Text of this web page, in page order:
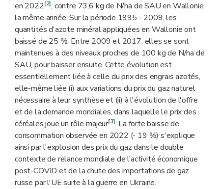
en 2022[2], contre 73,6 kg de N/ha de SAU en Wallonie
la même année. Sur la période 1995 - 2009, les
quantités d'azote minéral appliquées en Wallonie ont
baissé de 25 %. Entre 2009 et 2017, elles se sont
maintenues à des niveaux proches de 100 kg de N/ha de
SAU, pour baisser ensuite. Cette évolution est
essentiellement liée à celle du prix des engrais azotés,
elle-même liée (i) aux variations du prix du gaz naturel
nécessaire à leur synthèse et (ii) à l'évolution de l'offre
et de la demande mondiales, dans laquelle le prix des
céréales joue un rôle majeur[3]. La forte baisse de
consommation observée en 2022 (- 19 %) s'explique
ainsi par l'explosion des prix du gaz dans le double
contexte de relance mondiale de l’activité économique
post-COVID et de la chute des importations de gaz
russe par l'UE suite à la guerre en Ukraine.